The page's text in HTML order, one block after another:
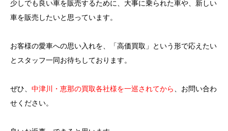
少しでも良い車を販売するために、大事に乗られた車や、新しい
車を販売したいと思っています。
お客様の愛車への思い入れを、「高価買取」という形で応えたい
とスタッフ一同お待ちしております。
ぜひ、 中津川・恵那の買取各社様を一巡されてから
、お問い合わ
せください。